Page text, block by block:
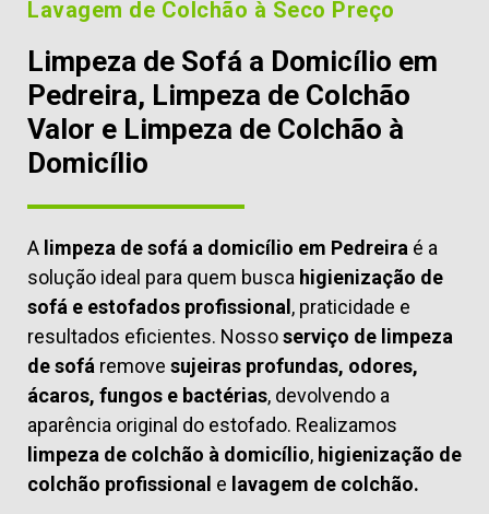
Lavagem de Colchão à Seco Preço
Limpeza de Sofá a Domicílio em
Pedreira, Limpeza de Colchão
Valor e Limpeza de Colchão à
Domicílio
A limpeza de sofá a domicílio em Pedreira é a
solução ideal para quem busca higienização de
sofá e estofados profissional, praticidade e
resultados eficientes. Nossoserviço de limpeza
de sofá remove sujeiras profundas, odores,
ácaros, fungos e bactérias, devolvendo a
aparência original do estofado. Realizamos
limpeza de colchão à domicílio, higienização de
colchão profissional e lavagem de colchão.